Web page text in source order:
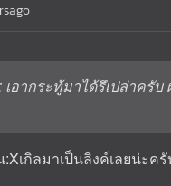
เอากระทู้มาได้รึเปล่าครั
เกิลมาเป็นลิงค์เลยน่ะครั